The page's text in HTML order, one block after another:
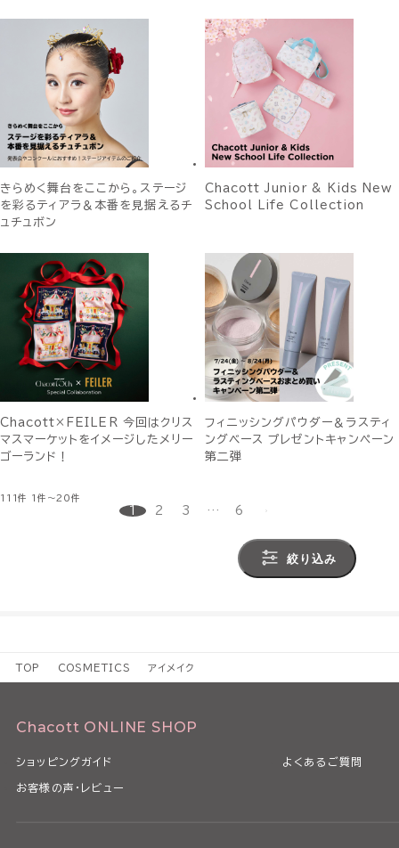
きらめく舞台をここから。ステージ
を彩るティアラ＆本番を見据えるチ
ュチュボン
Chacott Junior & Kids New
School Life Collection
Chacott×FEILER 今回はクリス
マスマーケットをイメージしたメリー
ゴーランド！
フィニッシングパウダー＆ラスティ
ングベース プレゼントキャンペーン
第二弾
111件 1件～20件
1 2 3 … 6
絞り込み
TOP COSMETICS アイメイク
Chacott ONLINE SHOP
ショッピングガイド よくあるご質問
お客様の声・レビュー